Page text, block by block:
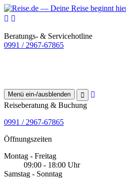
Beratungs- & Servicehotline
0991 / 2967-67865
Menü ein-/ausblenden
Reiseberatung & Buchung
0991 / 2967-67865
Öffnungszeiten
Montag - Freitag
09:00 - 18:00 Uhr
Samstag - Sonntag